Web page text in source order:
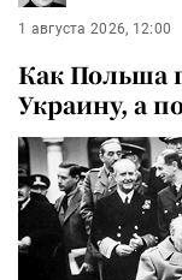
1 августа 2026, 12:00
Как Польша
Украину, а